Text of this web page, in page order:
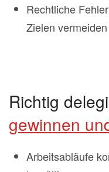
Rechtliche
Zielen vermeiden
Richtig
gewinnen
Arbeitsabläufe